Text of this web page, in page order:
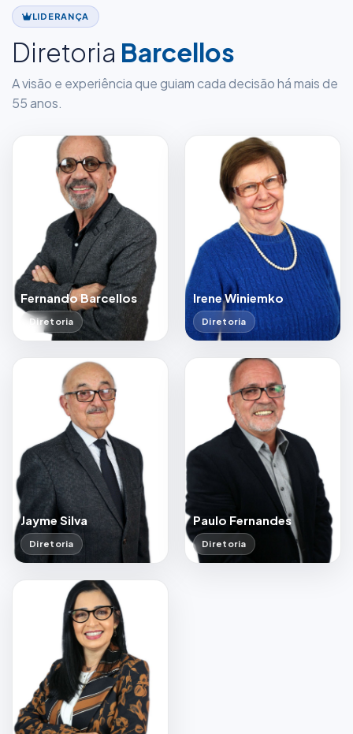
LIDERANÇA
Diretoria Barcellos
A visão e experiência que guiam cada decisão há mais de
55 anos.
Fernando Barcellos
Diretoria
Irene Winiemko
Diretoria
Jayme Silva
Diretoria
Paulo Fernandes
Diretoria